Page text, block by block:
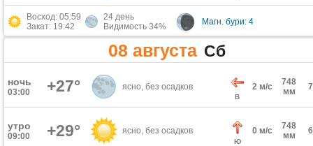
Восход: 05:59
Закат: 19:42
24 день
Видимость 34%
Магн. бури: 4
08 августа Сб
ночь
03:00 +27° ясно, без осадков
В
2 м/с
748
мм
утро
09:00 +29° ясно, без осадков
Ю
0 м/с
748
мм